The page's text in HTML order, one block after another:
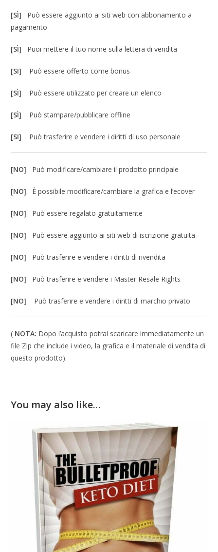
[SÌ] Può essere aggiunto ai siti web con abbonamento a
pagamento
[SÌ] Puoi mettere il tuo nome sulla lettera di vendita
[SI] Può essere offerto come bonus
[SÌ] Può essere utilizzato per creare un elenco
[SÌ] Può stampare/pubblicare offline
[SI] Può trasferire e vendere i diritti di uso personale
[NO] Può modificare/cambiare il prodotto principale
[NO] È possibile modificare/cambiare la grafica e l’ecover
[NO] Può essere regalato gratuitamente
[NO] Può essere aggiunto ai siti web di iscrizione gratuita
[NO] Può trasferire e vendere i diritti di rivendita
[NO] Può trasferire e vendere i Master Resale Rights
[NO] Può trasferire e vendere i diritti di marchio privato
( NOTA: Dopo l’acquisto potrai scaricare immediatamente un
file Zip che include i video, la grafica e il materiale di vendita di
questo prodotto).
You may also like…